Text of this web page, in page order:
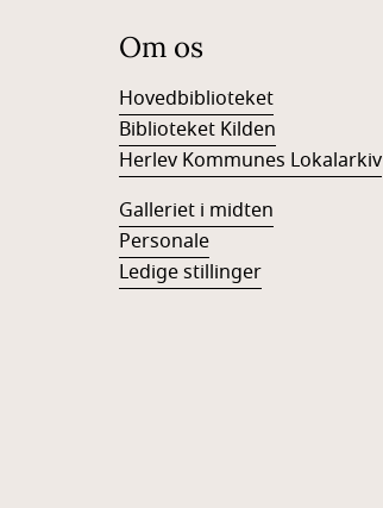
Om os
Hovedbiblioteket
Biblioteket Kilden
Herlev Kommunes Lokalarkiv
Galleriet i midten
Personale
Ledige stillinger